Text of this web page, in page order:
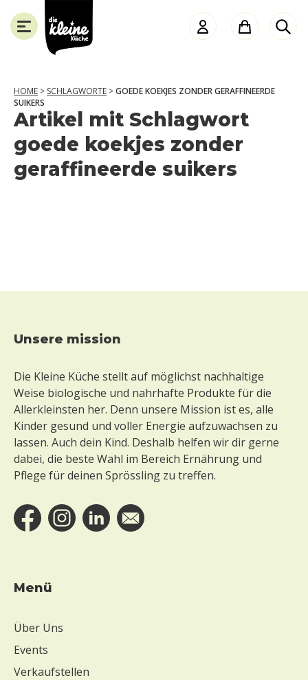
die
Kleine
Küche
SCHLIESSEN
HOME > SCHLAGWORTE >GOEDE KOEKJES ZONDER GERAFFINEERDE
SUIKERS
Artikel mit Schlagwort
goede koekjes zonder
geraffineerde suikers
Footer
unsere mission
Die Kleine Küche stellt auf möglichst nachhaltige
Weise biologische und nahrhafte Produkte für die
Allerkleinsten her. Denn unsere Mission ist es, alle
Kinder gesund und voller Energie aufzuwachsen zu
lassen. Auch dein Kind. Deshalb helfen wir dir gerne
dabei, die beste Wahl im Bereich Ernährung und
Pflege für deinen Sprössling zu treffen.
Menü
Über Uns
Events
Verkaufstellen